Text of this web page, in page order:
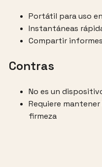
Portátil para uso
Instantáneas
Compartir
Contras
No es un
Requiere
firmeza